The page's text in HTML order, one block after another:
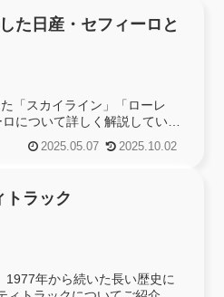
た日産・セフィーロと
「スカイライン」「ローレ
について詳しく解説していき
2025.05.07 2025.10.02
トラック
年から続いた長い歴史に